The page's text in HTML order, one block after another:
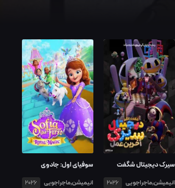
سیرک دیجیتال شگفت
انگیز آخرین عمل
انیمیشن,ماجراجویی 2026
سوفیای اول: جادوی
سلطنتی
انیمیشن,ماجراجویی 2026